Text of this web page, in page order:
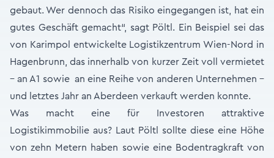
gebaut. Wer dennoch das Risiko eingegangen ist, hat ein
gutes Geschäft gemacht“, sagt Pöltl. Ein Beispiel sei das
von Karimpol entwickelte Logistikzentrum Wien-Nord in
Hagenbrunn, das innerhalb von kurzer Zeit voll vermietet
– an A1 sowie an eine Reihe von anderen Unternehmen –
und letztes Jahr an Aberdeen verkauft werden konnte.
Was macht eine für Investoren attraktive
Logistikimmobilie aus? Laut Pöltl sollte diese eine Höhe
von zehn Metern haben sowie eine Bodentragkraft von